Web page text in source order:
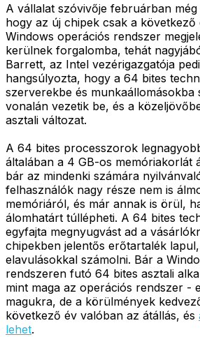
A vállalat szóvivője februárban
hogy az új chipek csak a következő
Windows operációs rendszer
kerülnek forgalomba, tehát
Barrett, az Intel vezérigazgatója
hangsúlyozta, hogy a 64 bites
szerverekbe és
vonalán vezetik be, és a
asztali változat.
A 64 bites processzorok
általában a 4 GB-os memóriakorlát
bár az mindenki számára
felhasználók nagy része nem is
memóriáról, és már annak is örül,
álomhatárt túllépheti. A 64 bites
egyfajta megnyugvást ad a
chipekben jelentős erőtartalék
elavulásokkal számolni. Bár a
rendszeren futó 64 bites asztali
mint maga az operációs rendszer -
magukra, de a körülmények
következő év valóban az átállás, és
lehet.